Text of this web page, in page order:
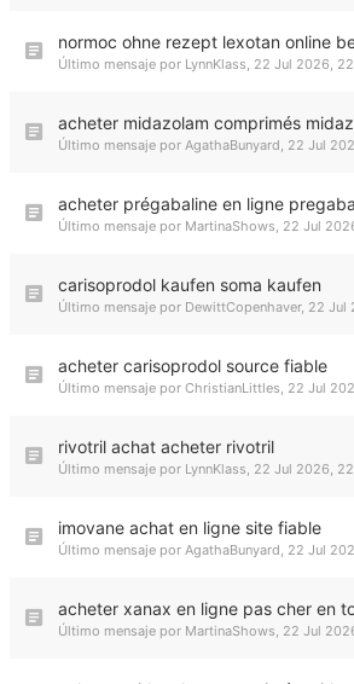
normoc ohne rezept lexotan online
Último mensaje por LynnKlass, 22 Jul 2026,
acheter midazolam comprimés
Último mensaje por AgathaBunyard, 22 Jul
acheter prégabaline en ligne
Último mensaje por MartinaShows, 22 Jul
carisoprodol kaufen soma kaufen
Último mensaje por DewittCopenhaver, 22 Jul
acheter carisoprodol source fiable
Último mensaje por ChristianLittles, 22 Jul
rivotril achat acheter rivotril
Último mensaje por LynnKlass, 22 Jul 2026,
imovane achat en ligne site fiable
Último mensaje por AgathaBunyard, 22 Jul
acheter xanax en ligne pas cher en
Último mensaje por MartinaShows, 22 Jul